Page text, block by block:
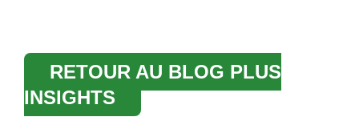
RETOUR AU BLOG PLUS
INSIGHTS